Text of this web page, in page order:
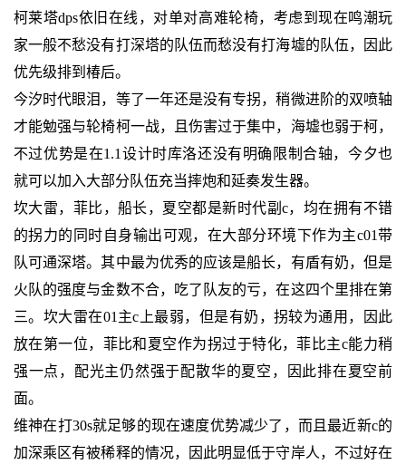
柯莱塔dps依旧在线，对单对高难轮椅，考虑到现在鸣潮玩
家一般不愁没有打深塔的队伍而愁没有打海墟的队伍，因此
优先级排到椿后。
今汐时代眼泪，等了一年还是没有专拐，稍微进阶的双喷轴
才能勉强与轮椅柯一战，且伤害过于集中，海墟也弱于柯，
不过优势是在1.1设计时库洛还没有明确限制合轴，今夕也
就可以加入大部分队伍充当摔炮和延奏发生器。
坎大雷，菲比，船长，夏空都是新时代副c，均在拥有不错
的拐力的同时自身输出可观，在大部分环境下作为主c01带
队可通深塔。其中最为优秀的应该是船长，有盾有奶，但是
火队的强度与金数不合，吃了队友的亏，在这四个里排在第
三。坎大雷在01主c上最弱，但是有奶，拐较为通用，因此
放在第一位，菲比和夏空作为拐过于特化，菲比主c能力稍
强一点，配光主仍然强于配散华的夏空，因此排在夏空前
面。
维神在打30s就足够的现在速度优势减少了，而且最近新c的
加深乘区有被稀释的情况，因此明显低于守岸人，不过好在